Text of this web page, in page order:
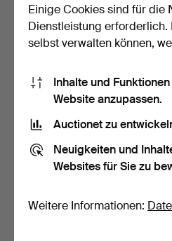
ARMBAND. Vintage, AD
Design, Dänemark.
Beendet 8. Aug 2026
1 Gebot
Einige Cookies sind für die
Dienstleistung erforderlich.
selbst verwalten können,
Inhalte und
Website anzupassen.
Auctionet zu
Neuigkeiten und
Websites für Sie zu
Weitere Informationen: